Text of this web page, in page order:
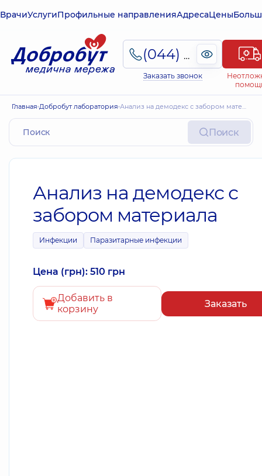
ВрачиУслугиПрофильные направленияАдресаЦены
(044) 495-2-888
Заказать звонок
Главная Добробут лаборатория Анализ на демодекс с забором материала
Поиск
Анализ на демодекс с
забором материала
Инфекции Паразитарные инфекции
Цена (грн): 510 грн
Добавить в
корзину
Заказать